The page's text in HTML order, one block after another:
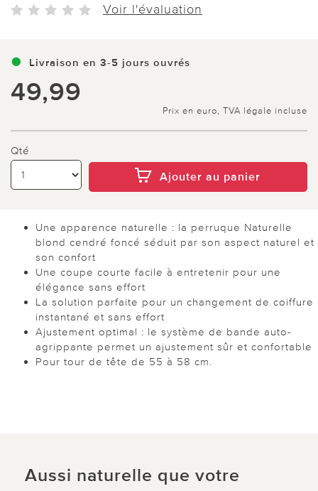
Voir l'évaluation
Livraison en 3-5 jours ouvrés
49,99
Prix en euro, TVA légale incluse
Qté
Ajouter au panier
Une apparence naturelle : la perruque Naturelle
blond cendré foncé séduit par son aspect naturel et
son confort
Une coupe courte facile à entretenir pour une
élégance sans effort
La solution parfaite pour un changement de coiffure
instantané et sans effort
Ajustement optimal : le système de bande auto-
agrippante permet un ajustement sûr et confortable
Pour tour de tête de 55 à 58 cm.
Aussi naturelle que votre